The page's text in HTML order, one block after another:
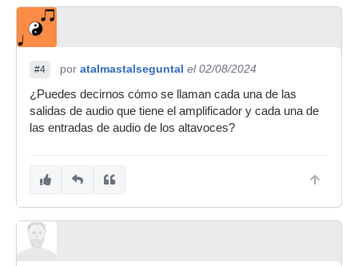
#4 por atalmastalseguntal el 02/08/2024
¿Puedes decirnos cómo se llaman cada una de las
salidas de audio que tiene el amplificador y cada una de
las entradas de audio de los altavoces?